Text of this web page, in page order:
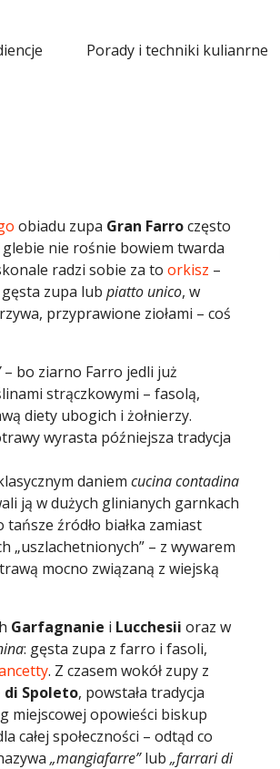
Porady i techniki kulianrne
obiadu zupa Gran Farroczęsto
nie rośnie bowiem twarda
radzi sobie za to orkisz –
gęsta zupa lub piatto unico, w
przyprawione ziołami – coś
– bo ziarno Farro jedli już
strączkowymi – fasolą,
diety ubogich i żołnierzy.
wyrasta późniejsza tradycja
daniem cucina contadina
ją w dużych glinianych garnkach
źródło białka zamiast
„uszlachetnionych” – z wywarem
mocno związaną z wiejską
Garfagnanie i Lucchesii oraz w
: gęsta zupa z farro i fasoli,
. Z czasem wokół zupy z
Spoleto, powstała tradycja
miejscowej opowieści biskup
całej społeczności – odtąd co
„mangiafarre”lub „farrari di